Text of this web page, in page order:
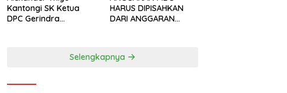
Kantongi SK Ketua
DPC Gerindra
HARUS DIPISAHKAN
DARI ANGGARAN
Selengkapnya